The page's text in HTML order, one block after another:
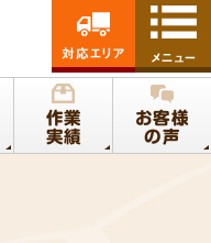
作業
実績
お客様
の声
対応エリア メニュー